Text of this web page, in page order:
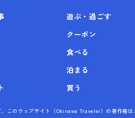
遊ぶ・過ごす
クーポン
食べる
泊まる
買う
このウェブサイト（Okinawa Traveler）の著作権